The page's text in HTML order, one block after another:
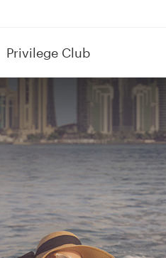
and Kuwait (KWI)
Privilege Club